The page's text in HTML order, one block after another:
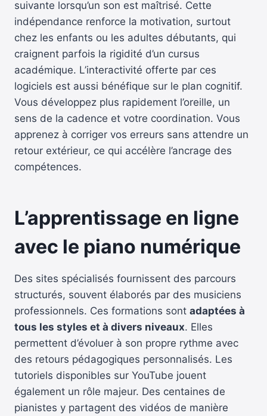
suivante lorsqu’un son est maîtrisé. Cette
indépendance renforce la motivation, surtout
chez les enfants ou les adultes débutants, qui
craignent parfois la rigidité d’un cursus
académique. L’interactivité offerte par ces
logiciels est aussi bénéfique sur le plan cognitif.
Vous développez plus rapidement l’oreille, un
sens de la cadence et votre coordination. Vous
apprenez à corriger vos erreurs sans attendre un
retour extérieur, ce qui accélère l’ancrage des
compétences.
L’apprentissage en ligne
avec le piano numérique
Des sites spécialisés fournissent des parcours
structurés, souvent élaborés par des musiciens
professionnels. Ces formations sont adaptées à
tous les styles et à divers niveaux. Elles
permettent d’évoluer à son propre rythme avec
des retours pédagogiques personnalisés. Les
tutoriels disponibles sur YouTube jouent
également un rôle majeur. Des centaines de
pianistes y partagent des vidéos de manière